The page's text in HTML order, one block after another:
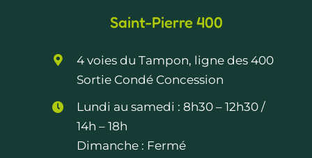
Saint-Pierre 400
4 voies du Tampon, ligne des 400
Sortie Condé Concession
Lundi au samedi :8h30 – 12h30 /
14h – 18h
Dimanche : Fermé